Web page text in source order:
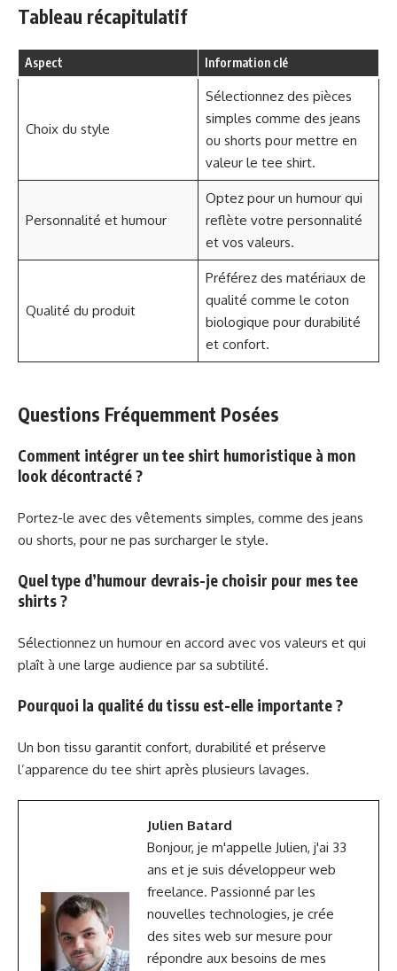
Tableau récapitulatif
Aspect Information clé
Choix du style
Sélectionnez des pièces
simples comme des jeans
ou shorts pour mettre en
valeur le tee shirt.
Personnalité et humour
Optez pour un humour qui
reflète votre personnalité
et vos valeurs.
Qualité du produit
Préférez des matériaux de
qualité comme le coton
biologique pour durabilité
et confort.
Questions Fréquemment Posées
Comment intégrer un tee shirt humoristique à mon
look décontracté ?
Portez-le avec des vêtements simples, comme des jeans
ou shorts, pour ne pas surcharger le style.
Quel type d’humour devrais-je choisir pour mes tee
shirts ?
Sélectionnez un humour en accord avec vos valeurs et qui
plaît à une large audience par sa subtilité.
Pourquoi la qualité du tissu est-elle importante ?
Un bon tissu garantit confort, durabilité et préserve
l’apparence du tee shirt après plusieurs lavages.
Julien Batard
Bonjour, je m'appelle Julien, j'ai 33
ans et je suis développeur web
freelance. Passionné par les
nouvelles technologies, je crée
des sites web sur mesure pour
répondre aux besoins de mes